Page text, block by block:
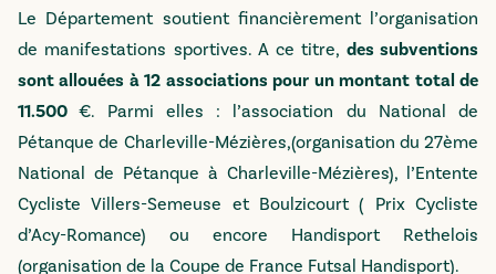
Le Département soutient financièrement l’organisation
de manifestations sportives. A ce titre, des subventions
sont allouées à 12 associations pour un montant total de
11.500€. Parmi elles : l’association du National de
Pétanque de Charleville-Mézières,(organisation du 27ème
National de Pétanque à Charleville-Mézières), l’Entente
Cycliste Villers-Semeuse et Boulzicourt ( Prix Cycliste
d’Acy-Romance) ou encore Handisport Rethelois
(organisation de la Coupe de France Futsal Handisport).